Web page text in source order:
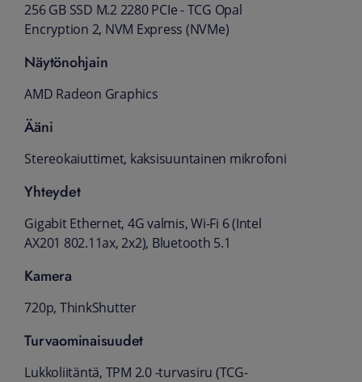
256 GB SSD M.2 2280 PCIe - TCG Opal
Encryption 2, NVM Express (NVMe)
Näytönohjain
AMD Radeon Graphics
Ääni
Stereokaiuttimet, kaksisuuntainen mikrofoni
Yhteydet
Gigabit Ethernet, 4G valmis, Wi-Fi 6 (Intel
AX201 802.11ax, 2x2), Bluetooth 5.1
Kamera
720p, ThinkShutter
Turvaominaisuudet
Lukkoliitäntä, TPM 2.0 -turvasiru (TCG-